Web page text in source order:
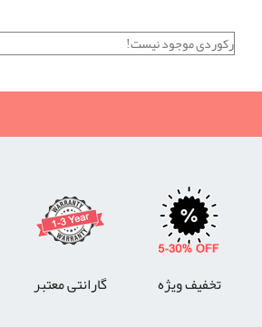
رکوردی موجود نیست!
تخفیف ویژه گارانتی معتبر